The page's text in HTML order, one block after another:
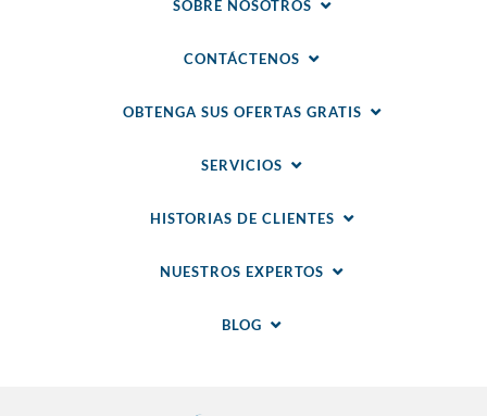
SOBRE NOSOTROS
CONTÁCTENOS
OBTENGA SUS OFERTAS GRATIS
SERVICIOS
HISTORIAS DE CLIENTES
NUESTROS EXPERTOS
BLOG